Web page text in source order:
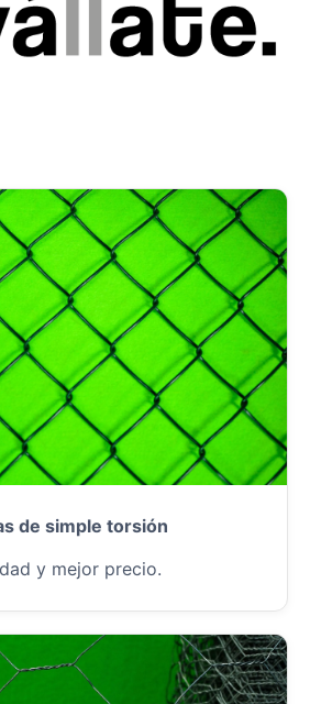
de simple torsión
y mejor precio.